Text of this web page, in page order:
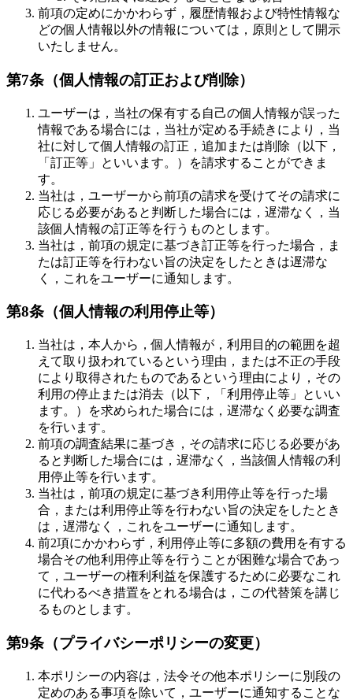
前項の定めにかかわらず，履歴情報および特性情報な
どの個人情報以外の情報については，原則として開示
いたしません。
第7条（個人情報の訂正および削除）
ユーザーは，当社の保有する自己の個人情報が誤った
情報である場合には，当社が定める手続きにより，当
社に対して個人情報の訂正，追加または削除（以下，
「訂正等」といいます。）を請求することができま
す。
当社は，ユーザーから前項の請求を受けてその請求に
応じる必要があると判断した場合には，遅滞なく，当
該個人情報の訂正等を行うものとします。
当社は，前項の規定に基づき訂正等を行った場合，ま
たは訂正等を行わない旨の決定をしたときは遅滞な
く，これをユーザーに通知します。
第8条（個人情報の利用停止等）
当社は，本人から，個人情報が，利用目的の範囲を超
えて取り扱われているという理由，または不正の手段
により取得されたものであるという理由により，その
利用の停止または消去（以下，「利用停止等」といい
ます。）を求められた場合には，遅滞なく必要な調査
を行います。
前項の調査結果に基づき，その請求に応じる必要があ
ると判断した場合には，遅滞なく，当該個人情報の利
用停止等を行います。
当社は，前項の規定に基づき利用停止等を行った場
合，または利用停止等を行わない旨の決定をしたとき
は，遅滞なく，これをユーザーに通知します。
前2項にかかわらず，利用停止等に多額の費用を有する
場合その他利用停止等を行うことが困難な場合であっ
て，ユーザーの権利利益を保護するために必要なこれ
に代わるべき措置をとれる場合は，この代替策を講じ
るものとします。
第9条（プライバシーポリシーの変更）
本ポリシーの内容は，法令その他本ポリシーに別段の
定めのある事項を除いて，ユーザーに通知することな